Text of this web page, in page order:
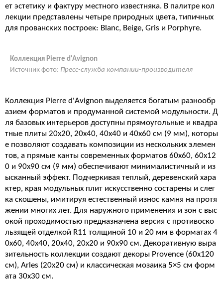
ет эстетику и фактуру местного известняка. В палитре кол
лекции представлены четыре природных цвета, типичных
для прованских построек: Blanc, Beige, Gris и Porphyre.
Коллекция Pierre d'Avignon
Источник фото: Пресс-служба компании-производителя
Коллекция Pierre d'Avignon выделяется богатым разнообр
азием форматов и продуманной системой модульности. Д
ля базовых интерьеров доступны прямоугольные и квадра
тные плиты 20x20, 20x40, 40x40 и 40x60 см (9 мм), которы
е позволяют создавать композиции из нескольких элемен
тов, а прямые канты современных форматов 60x60, 60x12
0 и 90x90 см (9 мм) обеспечивают минималистичный и из
ысканный эффект. Подчеркивая теплый, деревенский хара
ктер, края модульных плит искусственно состарены и слег
ка скошены, имитируя естественный износ камня на протя
жении многих лет. Для наружного применения и зон с выс
окой проходимостью предназначена версия с противоско
льзящей отделкой R11 толщиной 10 и 20 мм в форматах 4
0x60, 40x40, 20x40, 20x20 и 90x90 см. Декоративную выра
зительность коллекции создают декоры Provence (60x120
см), Arles (20x20 см) и классическая мозаика 5×5 см форм
ата 30x30 см.